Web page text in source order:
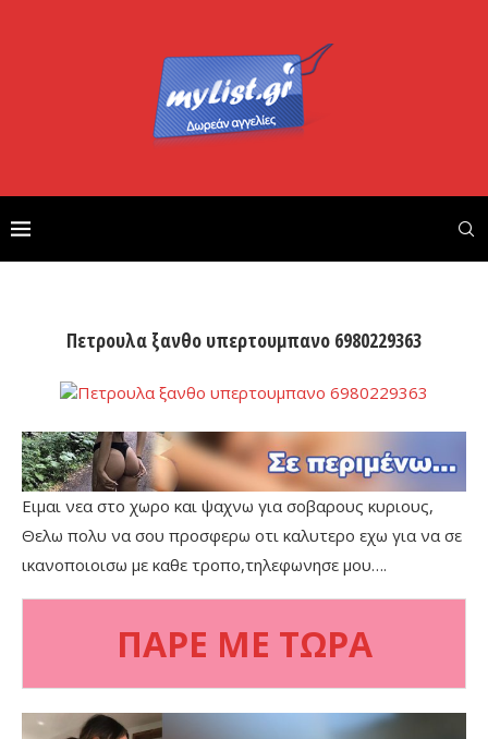
Πετρουλα ξανθο υπερτουμπανο 6980229363
Ειμαι νεα στο χωρο και ψαχνω για σοβαρους κυριους,
Θελω πολυ να σου προσφερω οτι καλυτερο εχω για να σε
ικανοποιοισω με καθε τροπο,τηλεφωνησε μου….
ΠΑΡΕ ΜΕ ΤΩΡΑ